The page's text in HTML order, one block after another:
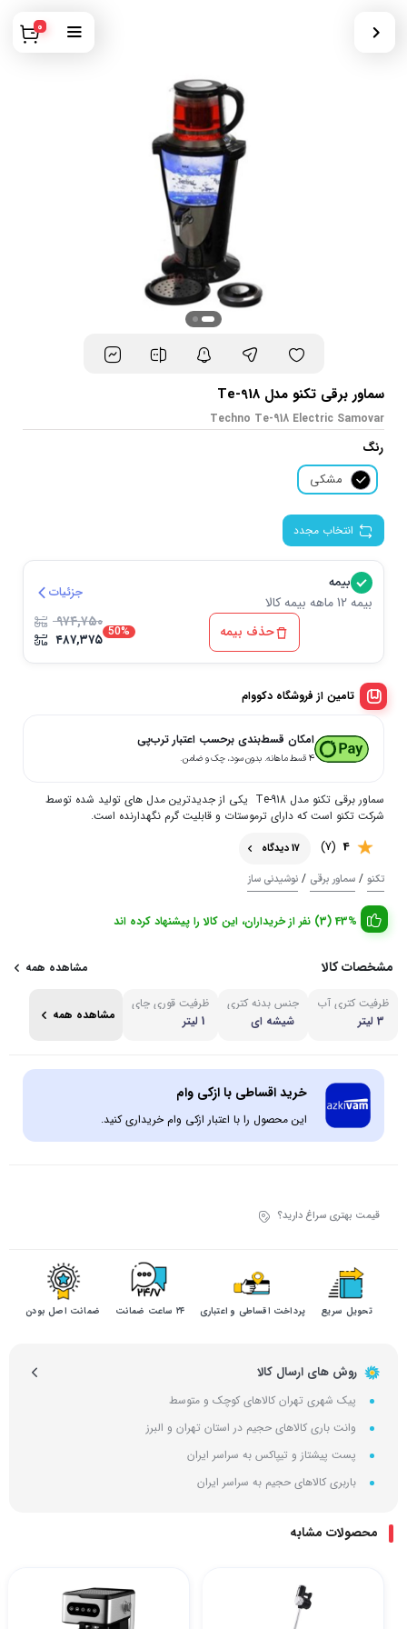
0
سماور برقی تکنو مدل Te-918
Techno Te-918 Electric Samovar
رنگ
مشکی
انتخاب مجدد
بیمه
بیمه 12 ماهه بیمه کالا
جزئیات
حذف بیمه 50% ۹۷۴,۷۵۰
۴۸۷,۳۷۵
تامین از فروشگاه دکووام
امکان قسط‌بندی برحسب اعتبار ترب‌پی
۴ قسط ماهانه. بدون سود، چک و ضامن.
سماور برقی تکنو مدل Te-918 یکی از جدیدترین مدل های تولید شده توسط
شرکت تکنو است که دارای ترموستات و قابلیت گرم نگهدارنده است.
4
(7)
17 دیدگاه
تکنو / سماور برقی / نوشیدنی ساز
43% (3) نفر از خریداران، این کالا را پیشنهاد کرده اند
مشخصات کالا مشاهده همه
ظرفیت کتری آب
3 لیتر
جنس بدنه کتری
شیشه ای
ظرفیت قوری چای
1 لیتر
مشاهده همه
خرید اقساطی با ازکی وام
این محصول را با اعتبار ازکی وام خریداری کنید.
قیمت بهتری سراغ دارید؟
تحویل سریع پرداخت اقساطی و اعتباری ۲۴ ساعت ضمانت ضمانت اصل بودن
روش های ارسال کالا
پیک شهری تهران کالاهای کوچک و متوسط
وانت باری کالاهای حجیم در استان تهران و البرز
پست پیشتاز و تیپاکس به سراسر ایران
باربری کالاهای حجیم به سراسر ایران
محصولات مشابه